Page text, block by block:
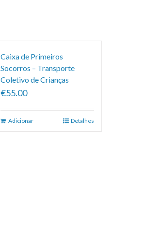
Caixa de Primeiros
Socorros – Transporte
Coletivo de Crianças
€55.00
Adicionar Detalhes